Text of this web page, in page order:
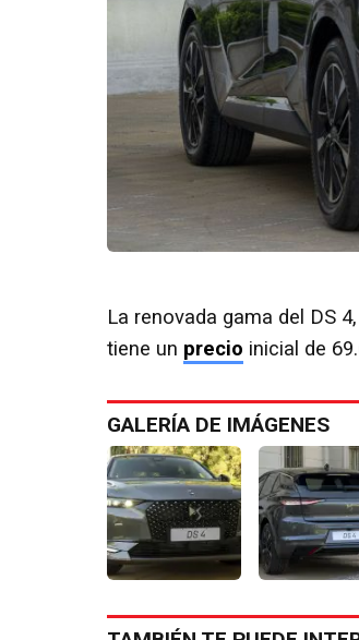
La renovada gama del DS
tiene un precio inicial de
GALERÍA DE IMÁGENES